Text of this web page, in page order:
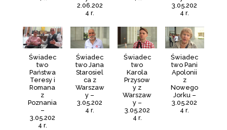
2.06.202
4 r.
3.05.202
4 r.
Świadec
two
Państwa
Teresy i
Romana
z
Poznania
–
3.05.202
4 r.
Świadec
two Jana
Starosiel
ca z
Warszaw
y –
3.05.202
4 r.
Świadec
two
Karola
Przysow
y z
Warszaw
y –
3.05.202
4 r.
Świadec
two Pani
Apolonii
z
Nowego
Jorku –
3.05.202
4 r.